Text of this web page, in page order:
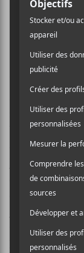
proposer
Une
à prévoir. Par
issus de la
bons amis de
qui a fait ses
Day Wilsonqui
début de sa
est
Social Scenequi
un autobus
l’édition 2018.